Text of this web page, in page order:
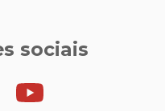
sociais